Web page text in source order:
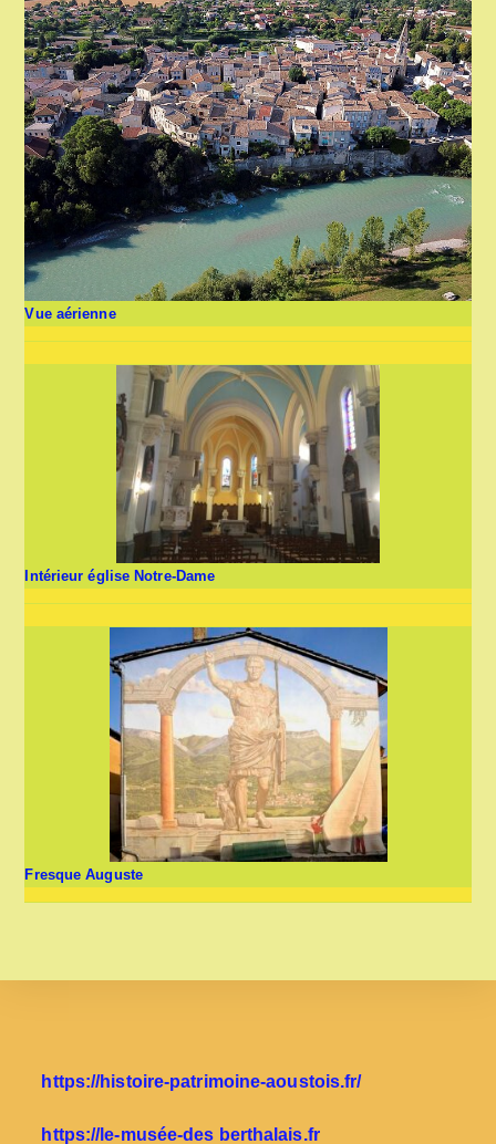
Vue aérienne
Intérieur église Notre-Dame
Fresque Auguste
https://histoire-patrimoine-aoustois.fr/
https://le-musée-des berthalais.fr